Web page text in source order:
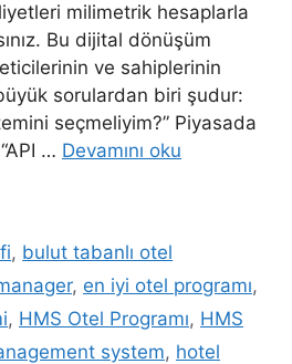
milimetrik hesaplarla
Bu dijital dönüşüm
ve sahiplerinin
sorulardan biri şudur:
seçmeliyim?” Piyasada
… Devamını oku
, bulut tabanlı otel
, en iyi otel programı,
, HMS Otel Programı, HMS
system, hotel